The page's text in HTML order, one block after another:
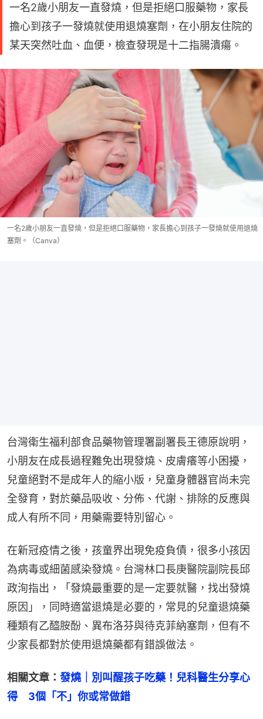
一名2歲小朋友一直發燒，但是拒絕口服藥物，家長
擔心到孩子一發燒就使用退燒塞劑，在小朋友住院的
某天突然吐血、血便，檢查發現是十二指腸潰瘍。
一名2歲小朋友一直發燒，但是拒絕口服藥物，家長擔心到孩子一發燒就使用退燒
塞劑。（Canva）
台灣衛生福利部食品藥物管理署副署長王德原說明，
小朋友在成長過程難免出現發燒、皮膚癢等小困擾，
兒童絕對不是成年人的縮小版，兒童身體器官尚未完
全發育，對於藥品吸收、分佈、代謝、排除的反應與
成人有所不同，用藥需要特別留心。
在新冠疫情之後，孩童界出現免疫負債，很多小孩因
為病毒或細菌感染發燒。台灣林口長庚醫院副院長邱
政洵指出，「發燒最重要的是一定要就醫，找出發燒
原因」，同時適當退燒是必要的，常見的兒童退燒藥
種類有乙醯胺酚、異布洛芬與待克菲納塞劑，但有不
少家長都對於使用退燒藥都有錯誤做法。
相關文章： 發燒｜別叫醒孩子吃藥！兒科醫生分享心
得　3個「不」你或常做錯